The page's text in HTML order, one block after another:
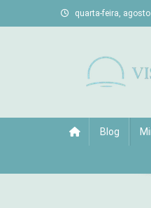
to
quarta-feira,
Blog